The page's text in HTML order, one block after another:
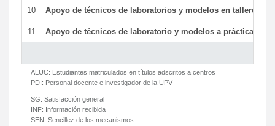
10 Apoyo de técnicos de laboratorios y modelos en talleres/
11 Apoyo de técnicos de laboratorio y modelos a prácticas y
ALUC: Estudiantes matriculados en títulos adscritos a centros
PDI: Personal docente e investigador de la UPV
SG: Satisfacción general
INF: Información recibida
SEN: Sencillez de los mecanismos